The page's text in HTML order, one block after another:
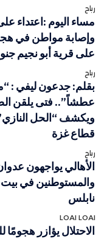
رباح
مساء اليوم :اعتداء
وإصابة مواطن في
على قرية أبو نجيم
رباح
بقلم: جدعون ليفي :
عطشاً”.. فتى يلقن
ويكشف “الحل النازي”
قطاع غزة
رباح
الأهالي يواجهون
والمستوطنين في
نابلس
LOAI LOAI
الاحتلال يؤازر